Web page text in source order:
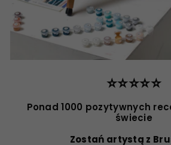
⭐️⭐️⭐️⭐️⭐️
Ponad 1000 pozytywnych
świecie
Zostań artystą z